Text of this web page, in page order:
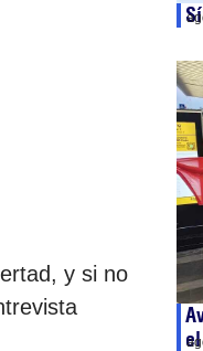
y si no